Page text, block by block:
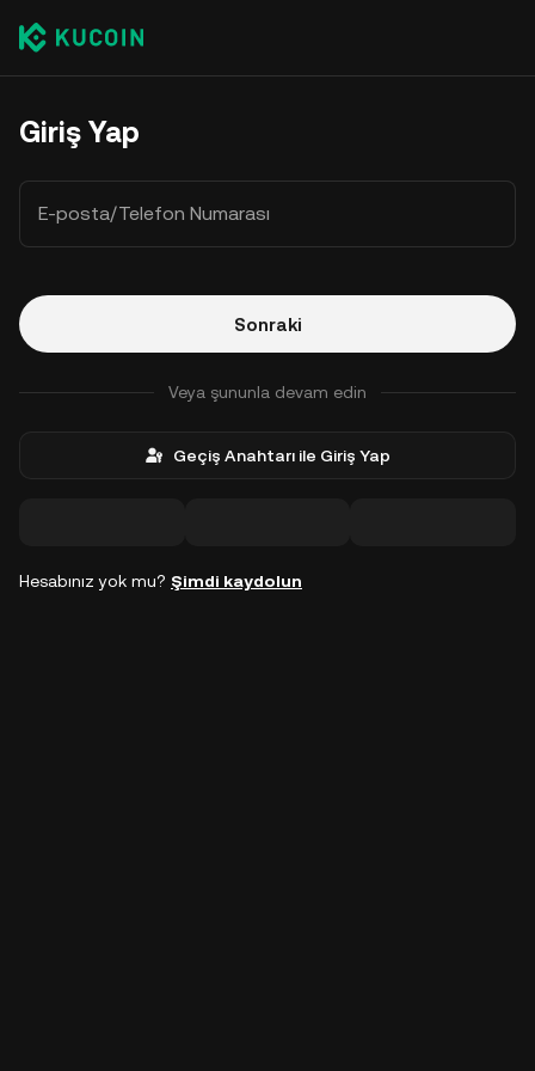
Giriş Yap
E-posta/Telefon Numarası
Sonraki
Veya şununla devam edin
Geçiş Anahtarı ile Giriş Yap
Hesabınız yok mu? Şimdi kaydolun